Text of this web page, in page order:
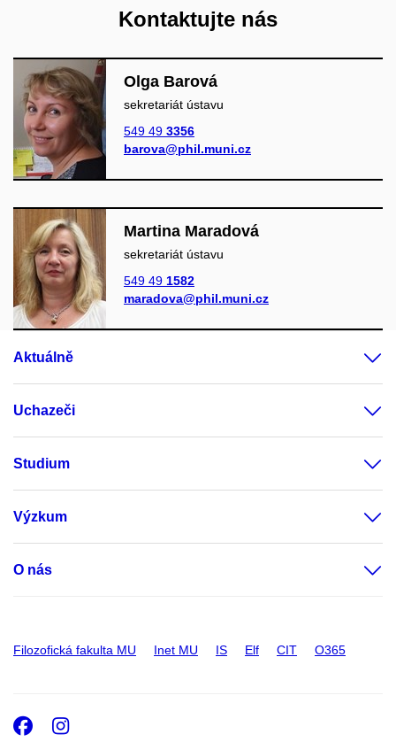
Kontaktujte nás
Olga Barová
sekretariát ústavu
549 49 3356
barova@phil.muni.cz
Martina Maradová
sekretariát ústavu
549 49 1582
maradova@phil.muni.cz
Aktuálně
Uchazeči
Studium
Výzkum
O nás
Filozofická fakulta MU Inet MU IS Elf CIT O365
Facebook
Instagram